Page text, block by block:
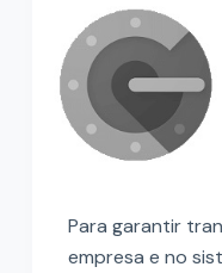
Para garantir
empresa e no